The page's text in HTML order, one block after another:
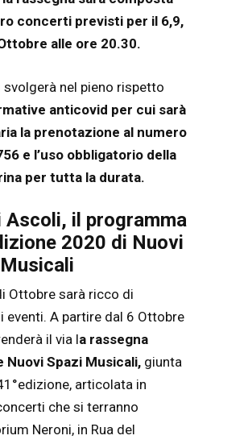
concerti previsti per il 6,9,
alle ore 20.30.
nel pieno rispetto
anticovid per cui sarà
la prenotazione al numero
e l’uso obbligatorio della
per tutta la durata.
Ascoli, il programma
2020 di Nuovi
Ottobre sarà ricco di
eventi. A partire dal 6 Ottobre
il via la rassegna
Nuovi Spazi Musicali, giunta
articolata in
che si terranno
Neroni, in Rua del